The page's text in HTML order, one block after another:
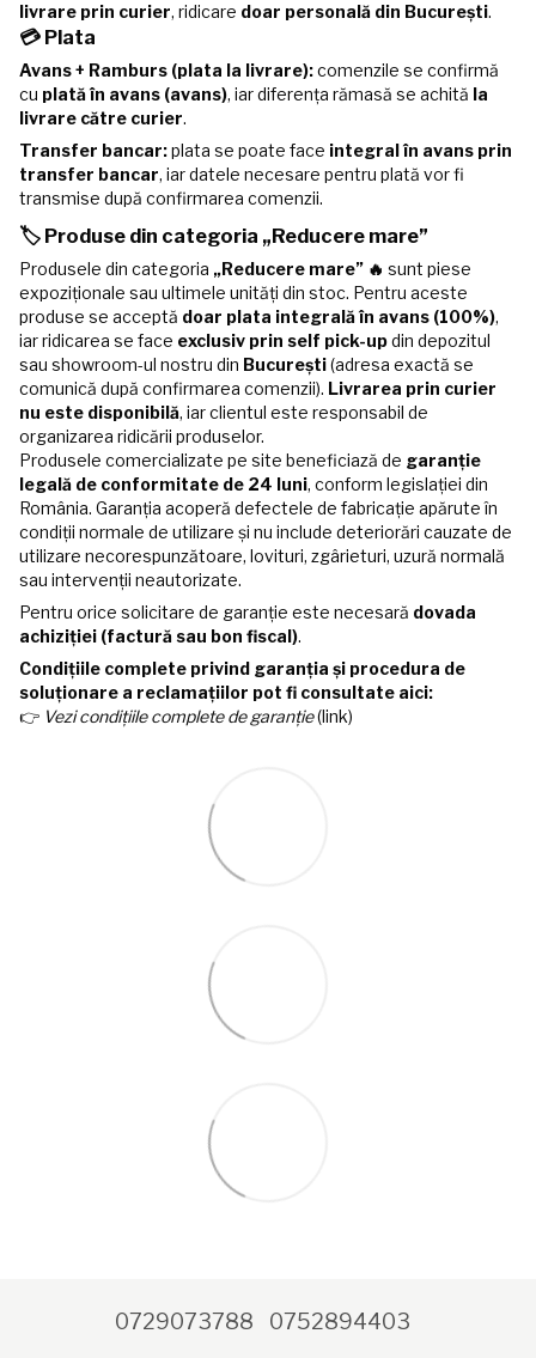
livrare prin curier, ridicare doar personală din București.
💳 Plata
Avans + Ramburs (plata la livrare):comenzile se confirmă
cu plată în avans (avans), iar diferența rămasă se achită la
livrare către curier.
Transfer bancar:plata se poate face integral în avans prin
transfer bancar, iar datele necesare pentru plată vor fi
transmise după confirmarea comenzii.
🏷️ Produse din categoria „Reducere mare”
Produsele din categoria „Reducere mare” 🔥 sunt piese
expoziționale sau ultimele unități din stoc. Pentru aceste
produse se acceptă doar plata integrală în avans (100%),
iar ridicarea se face exclusiv prin self pick-updin depozitul
sau showroom-ul nostru din București(adresa exactă se
comunică după confirmarea comenzii). Livrarea prin curier
nu este disponibilă, iar clientul este responsabil de
organizarea ridicării produselor.
Produsele comercializate pe site beneficiază de garanție
legală de conformitate de 24 luni, conform legislației din
România. Garanția acoperă defectele de fabricație apărute în
condiții normale de utilizare și nu include deteriorări cauzate de
utilizare necorespunzătoare, lovituri, zgârieturi, uzură normală
sau intervenții neautorizate.
Pentru orice solicitare de garanție este necesară dovada
achiziției (factură sau bon fiscal).
Condițiile complete privind garanția și procedura de
soluționare a reclamațiilor pot fi consultate aici:
👉 Vezi condițiile complete de garanție(link)
0729073788 0752894403